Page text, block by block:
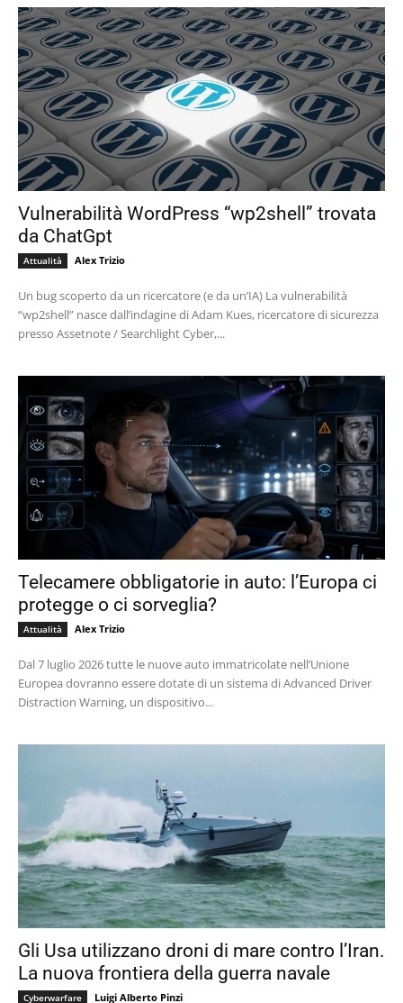
Vulnerabilità WordPress “wp2shell” trovata
da ChatGpt
Attualità Alex Trizio
Un bug scoperto da un ricercatore (e da un’IA) La vulnerabilità
“wp2shell” nasce dall’indagine di Adam Kues, ricercatore di sicurezza
presso Assetnote / Searchlight Cyber,...
Telecamere obbligatorie in auto: l’Europa ci
protegge o ci sorveglia?
Attualità Alex Trizio
Dal 7 luglio 2026 tutte le nuove auto immatricolate nell’Unione
Europea dovranno essere dotate di un sistema di Advanced Driver
Distraction Warning, un dispositivo...
Gli Usa utilizzano droni di mare contro l’Iran.
La nuova frontiera della guerra navale
Cyberwarfare Luigi Alberto Pinzi